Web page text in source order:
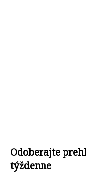
Odoberajte
týždenne